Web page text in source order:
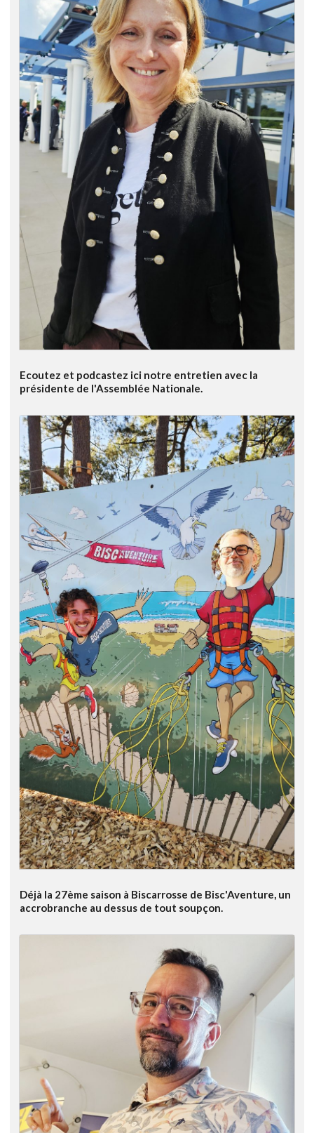
Ecoutez et podcastez ici notre entretien avec la
présidente de l'Assemblée Nationale.
Déjà la 27ème saison à Biscarrosse de Bisc'Aventure, un
accrobranche au dessus de tout soupçon.